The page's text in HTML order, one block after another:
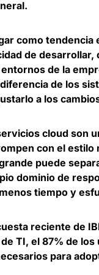
como tendencia
de
de la
diferencia de los
a los
cloud son
con el estilo
puede
dominio de
tiempo y
reciente de
TI, el 87% de
para